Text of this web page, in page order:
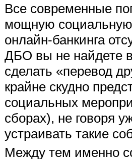
Все современные
мощную
онлайн-банкинга
ДБО вы не найдете
сделать «перевод
крайне скудно
социальных
сборах), не говоря
устраивать такие
Между тем именно